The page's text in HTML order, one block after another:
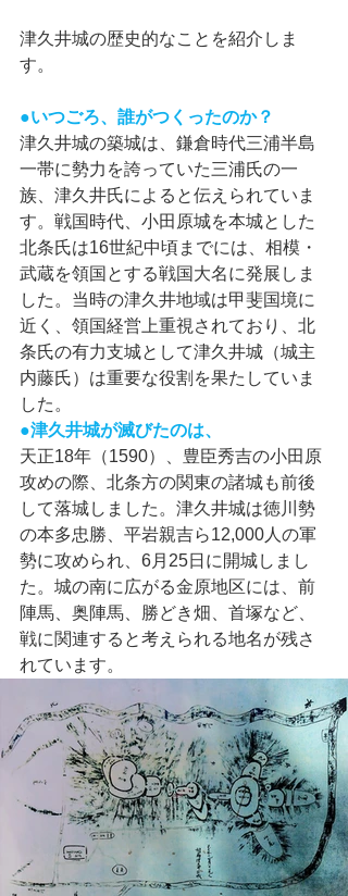
津久井城の歴史的なことを紹介しま
す。
●いつごろ、誰がつくったのか？
津久井城の築城は、鎌倉時代三浦半島
一帯に勢力を誇っていた三浦氏の一
族、津久井氏によると伝えられていま
す。戦国時代、小田原城を本城とした
北条氏は16世紀中頃までには、相模・
武蔵を領国とする戦国大名に発展しま
した。当時の津久井地域は甲斐国境に
近く、領国経営上重視されており、北
条氏の有力支城として津久井城（城主
内藤氏）は重要な役割を果たしていま
した。
●津久井城が滅びたのは、
天正18年（1590）、豊臣秀吉の小田原
攻めの際、北条方の関東の諸城も前後
して落城しました。津久井城は徳川勢
の本多忠勝、平岩親吉ら12,000人の軍
勢に攻められ、6月25日に開城しまし
た。城の南に広がる金原地区には、前
陣馬、奥陣馬、勝どき畑、首塚など、
戦に関連すると考えられる地名が残さ
れています。